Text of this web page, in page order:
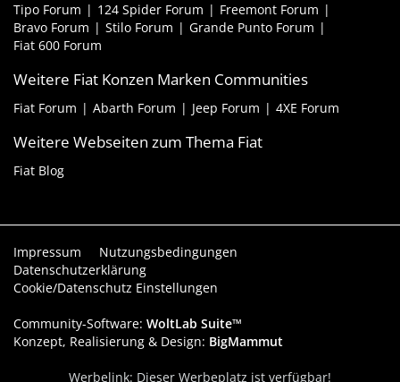
Tipo Forum 124 Spider Forum
Freemont Forum
Bravo Forum
Stilo Forum
Grande Punto Forum
Fiat 600 Forum
Weitere Fiat Konzen Marken Communities
Fiat Forum Abarth Forum Jeep Forum 4XE Forum
Weitere Webseiten zum Thema Fiat
Fiat Blog
Impressum
Nutzungsbedingungen
Datenschutzerklärung
Cookie/Datenschutz Einstellungen
Community-Software: WoltLab Suite™
Konzept, Realisierung & Design: BigMammut
Werbelink: Dieser Werbeplatz ist verfügbar!